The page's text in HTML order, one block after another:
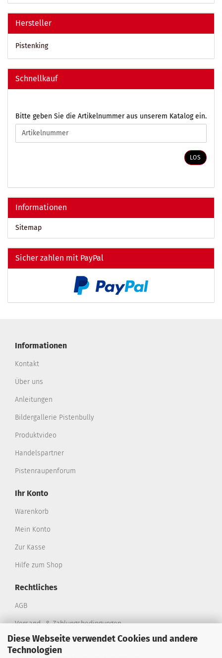
Diese Webseite verwendet Cookies und andere
Technologien
Hersteller
Pistenking
Schnellkauf
BITTE
GEBEN
SIE
DIE
EIN.
Bitte geben Sie die Artikelnummer aus unserem Katalog ein.
LOS
Informationen
Sitemap
Sicher zahlen mit PayPal
Informationen
Kontakt
Über uns
Anleitungen
Bildergallerie Pistenbully
Produktvideo
Handelspartner
Pistenraupenforum
Ihr Konto
Warenkorb
Mein Konto
Zur Kasse
Hilfe zum Shop
Rechtliches
AGB
Versand- & Zahlungsbedingungen
Privatsphäre und Datenschutz